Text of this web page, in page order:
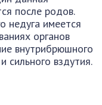
после родов.
недуга имеется
органов
внутрибрюшного
сильного вздутия.